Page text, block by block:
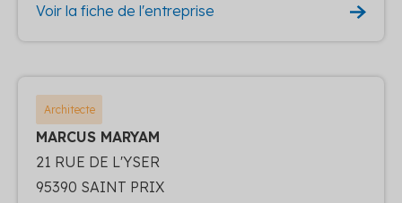
Voir la fiche de l'entreprise
Architecte
MARCUS MARYAM
21 RUE DE L'YSER
95390 SAINT PRIX